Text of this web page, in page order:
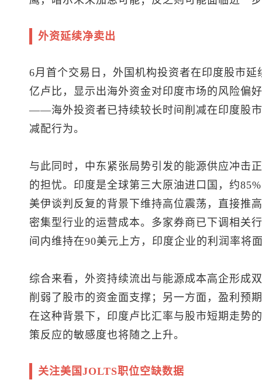
外资延续净卖出
6月首个交易日，外国机构投资者在印度股市
亿卢比，显示出海外资金对印度市场的风险偏
——海外投资者已持续较长时间削减在印度股
减配行为。
与此同时，中东紧张局势引发的能源供应冲击
的担忧。印度是全球第三大原油进口国，约
美伊谈判反复的背景下维持高位震荡，直接推
密集型行业的运营成本。多家券商已下调相关
间内维持在90美元上方，印度企业的利润率将
综合来看，外资持续流出与能源成本高企形成
削弱了股市的资金面支撑；另一方面，盈利预
在这种背景下，印度卢比汇率与股市短期走势
策反应的敏感度也将随之上升。
关注美国JOLTS职位空缺数据